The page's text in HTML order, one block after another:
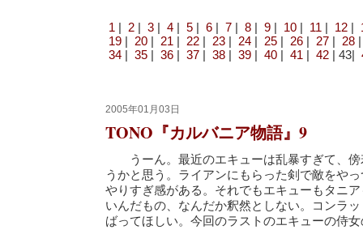
1 | 2 | 3 | 4 | 5 | 6 | 7 | 8 | 9 | 10 | 11 | 12 |
19 | 20 | 21 | 22 | 23 | 24 | 25 | 26 | 27 | 28
34 | 35 | 36 | 37 | 38 | 39 | 40 | 41 | 42 | 43|
2005年01月03日
TONO『カルバニア物語』9
うーん。最近のエキューは乱暴すぎて、傍
うかと思う。ライアンにもらった剣で敵をや
やりすぎ感がある。それでもエキューもタニ
いんだもの、なんだか釈然としない。コンラ
ばってほしい。今回のラストのエキューの侍